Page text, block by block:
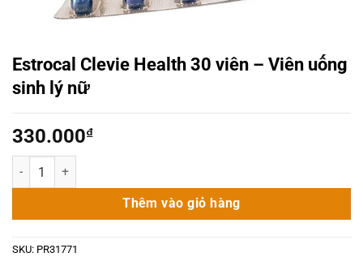
Estrocal Clevie Health 30 viên – Viên uống
sinh lý nữ
330.000₫
Estrocal Clevie Health 30 viên - Viên uống sinh lý nữ số lượng
Thêm vào giỏ hàng
SKU: PR31771